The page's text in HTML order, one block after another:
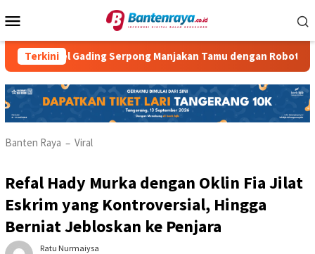
ke
Mobile
Terkini
Gading Serpong Manjakan Tamu dengan Robot Waiter
Banten Raya – Viral
Refal Hady Murka dengan Oklin Fia Jilat
Eskrim yang Kontroversial, Hingga
Berniat Jebloskan ke Penjara
Ratu Nurmaiysa